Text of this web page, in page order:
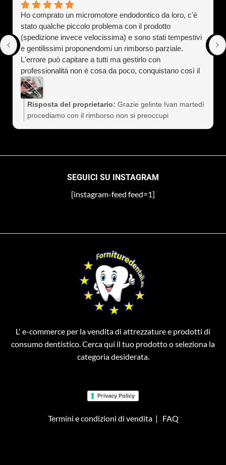
Ho comprato un micromotore endodontico da loro, c'è
stato qualche piccolo problema con il prodotto
(spedizione invece velocissima) e sono stati tempestivi
e gentilissimi proponendomi un rimborso parziale.
L'errore può capitare a tutti ma gestirlo con
professionalità non è cosa da poco, conquistano così il
cliente a vita). Assolutamente consigliati
Risposta del proprietario: Grazie gelinte Ivan martedì
procediamo con il rimborso non si preoccupi
SEGUICI SU INSTAGRAM
[instagram-feed feed=1]
L' e-commerce per la vendita di attrezzature e prodotti di
consumo dentistico. Cerca qui il tuo prodotto o seleziona la
categoria desiderata.
Privacy Policy
Termini e condizioni di vendita| FAQ